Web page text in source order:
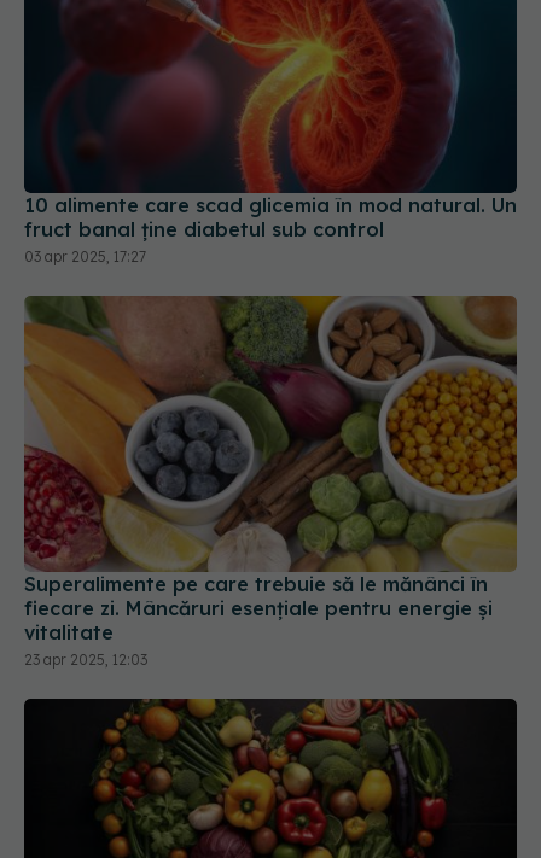
10 alimente care scad glicemia în mod natural. Un
fruct banal ține diabetul sub control
Superalimente pe care trebuie să le mănânci în
fiecare zi. Mâncăruri esențiale pentru energie și
vitalitate
23 apr 2025, 12:03